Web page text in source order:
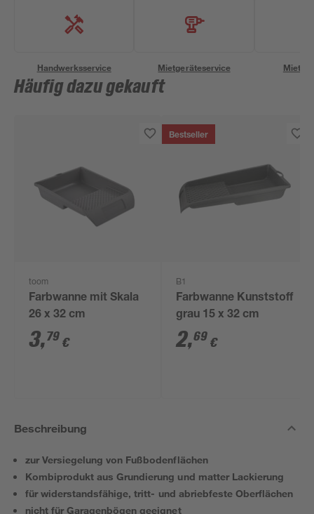
Handwerksservice Mietgeräteservice
Häufig dazu gekauft
toom
Farbwanne mit Skala
26 x 32 cm
3,79 €
Bestseller
B1
Farbwanne Kunststoff
grau 15 x 32 cm
2,69 €
Beschreibung
zur Versiegelung von Fußbodenflächen
Kombiprodukt aus Grundierung und matter Lackierung
für widerstandsfähige, tritt- und abriebfeste Oberflächen
nicht für Garagenbögen geeignet